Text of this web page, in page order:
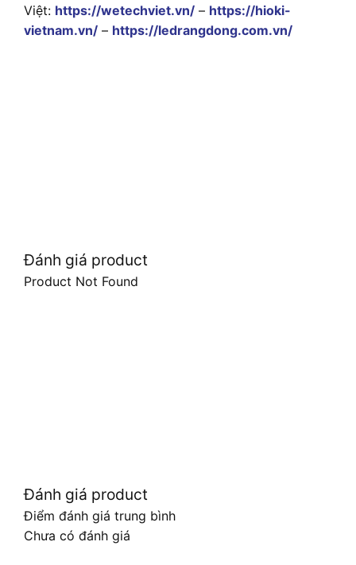
Việt: https://wetechviet.vn/ – https://hioki-
vietnam.vn/ – https://ledrangdong.com.vn/
Đánh giá product
Product Not Found
Đánh giá product
Điểm đánh giá trung bình
Chưa có đánh giá